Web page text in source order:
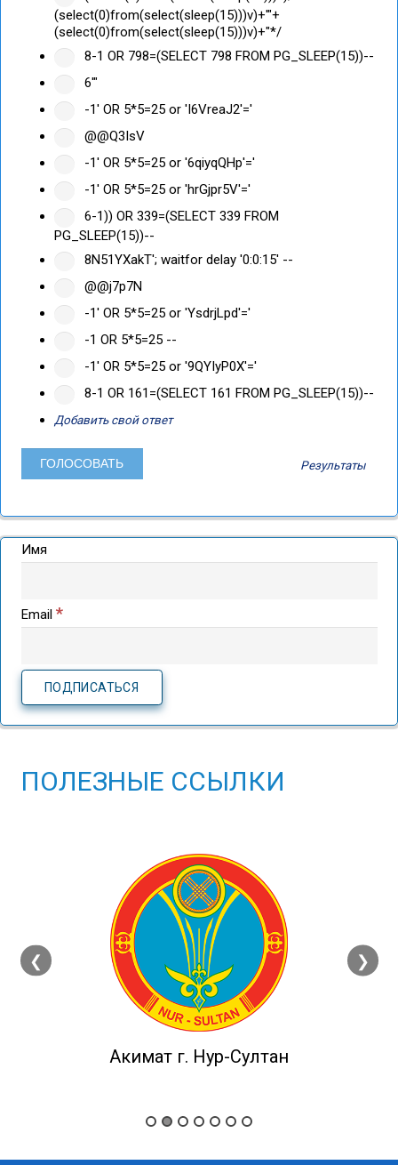
(select(0)from(select(sleep(15)))v)+'"+
(select(0)from(select(sleep(15)))v)+"*/
8-1 OR 798=(SELECT 798 FROM PG_SLEEP(15))--
6'"
-1' OR 5*5=25 or 'I6VreaJ2'='
@@Q3IsV
-1' OR 5*5=25 or '6qiyqQHp'='
-1' OR 5*5=25 or 'hrGjpr5V'='
6-1)) OR 339=(SELECT 339 FROM
PG_SLEEP(15))--
8N51YXakT'; waitfor delay '0:0:15' --
@@j7p7N
-1' OR 5*5=25 or 'YsdrjLpd'='
-1 OR 5*5=25 --
-1' OR 5*5=25 or '9QYIyP0X'='
8-1 OR 161=(SELECT 161 FROM PG_SLEEP(15))--
Добавить свой ответ
Результаты
Имя
Email *
ПОЛЕЗНЫЕ ССЫЛКИ
❮
Акимат г. Нур-Султан
❯